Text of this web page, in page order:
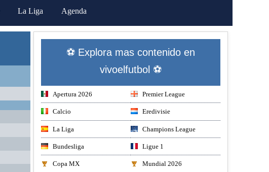
La Liga Agenda
⚽ Explora mas contenido en
vivoelfutbol ⚽
Apertura 2026 Premier League
Calcio Eredivisie
La Liga Champions League
Bundesliga Ligue 1
Copa MX Mundial 2026